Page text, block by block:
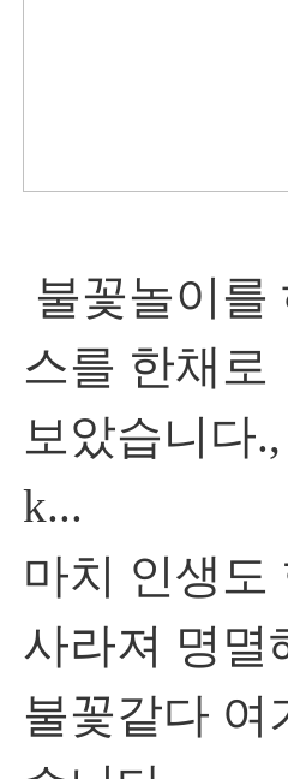
불꽃놀이를
스를 한채로
보았습니다
k...
마치 인생도
사라져 명멸
불꽃같다 여